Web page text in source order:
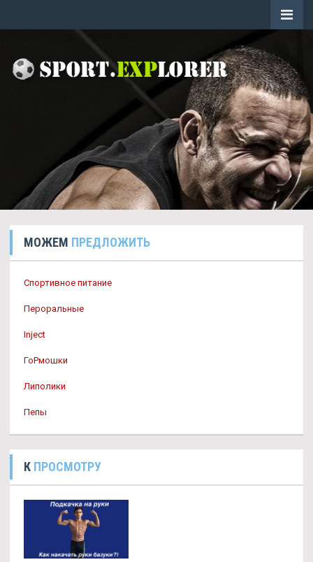
МОЖЕМ ПРЕДЛОЖИТЬ
Спортивное питание
Пероральные
Inject
ГоРмошки
Липолики
Пепы
К ПРОСМОТРУ